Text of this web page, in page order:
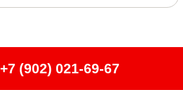
+7 (902) 021-69-67